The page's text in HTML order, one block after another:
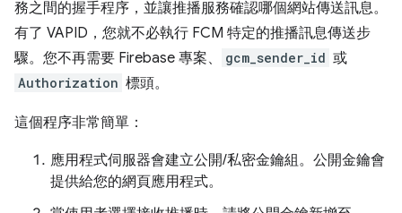
務之間的握手程序，並讓推播服務確認哪個網站傳送訊息。
有了 VAPID，您就不必執行 FCM 特定的推播訊息傳送步
驟。您不再需要 Firebase 專案、
gcm_sender_id 或
Authorization 標頭。
這個程序非常簡單：
應用程式伺服器會建立公開/私密金鑰組。公開金鑰會
提供給您的網頁應用程式。